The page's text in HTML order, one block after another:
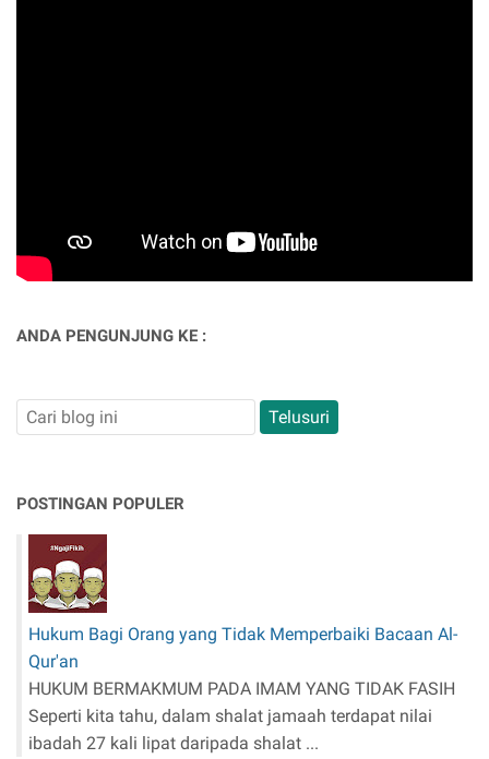
ANDA PENGUNJUNG KE :
POSTINGAN POPULER
Hukum Bagi Orang yang Tidak Memperbaiki Bacaan Al-
Qur'an
HUKUM BERMAKMUM PADA IMAM YANG TIDAK FASIH
Seperti kita tahu, dalam shalat jamaah terdapat nilai
ibadah 27 kali lipat daripada shalat ...